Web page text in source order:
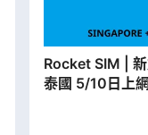
Rocket SIM | 新加坡、馬來西亞、
泰國 5/10日上